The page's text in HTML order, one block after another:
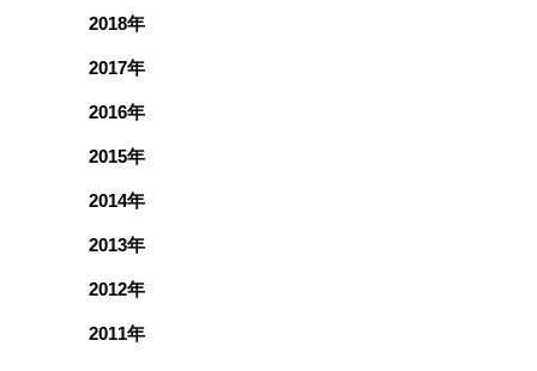
2018年
2017年
2016年
2015年
2014年
2013年
2012年
2011年